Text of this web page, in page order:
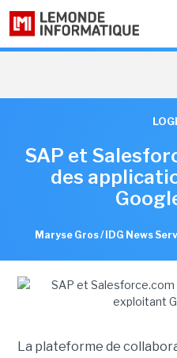
SAP et
des
Maryse Gros / IDG News
La plateforme de